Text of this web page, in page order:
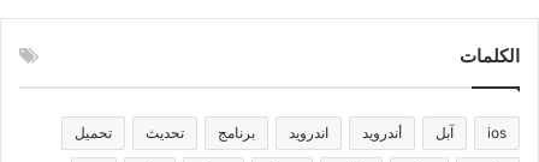
الكلمات
ios آبل أندرويد اندرويد برنامج تحديث تحميل